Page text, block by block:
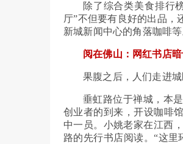
除了综合类美食排行
厅”不但要有良好的出品
新城新闻中心的角落咖啡等
阅在佛山：网红书店
果腹之后，人们走进
垂虹路位于禅城，本
创业者的到来，开设咖啡
中一员。小姚老家在江西
路的先行书店阅读。“这